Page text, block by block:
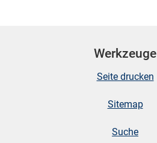
Werkzeuge
Seite drucken
Sitemap
Suche